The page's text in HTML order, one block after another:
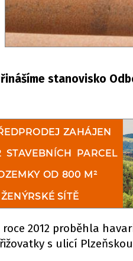
stanovisko
roce 2012 proběhla
s ulicí